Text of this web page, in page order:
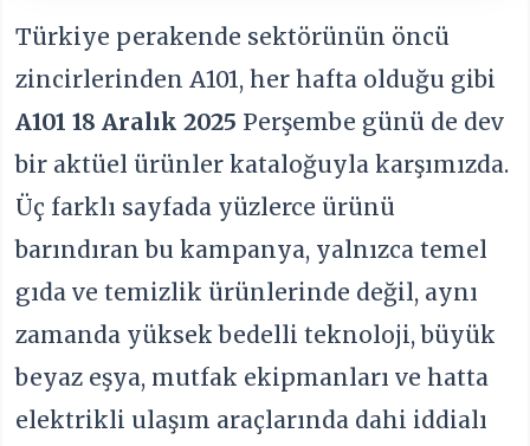
Türkiye perakende sektörünün öncü
zincirlerinden A101, her hafta olduğu gibi
A101 18 Aralık 2025 Perşembe günü de dev
bir aktüel ürünler kataloğuyla karşımızda.
Üç farklı sayfada yüzlerce ürünü
barındıran bu kampanya, yalnızca temel
gıda ve temizlik ürünlerinde değil, aynı
zamanda yüksek bedelli teknoloji, büyük
beyaz eşya, mutfak ekipmanları ve hatta
elektrikli ulaşım araçlarında dahi iddialı